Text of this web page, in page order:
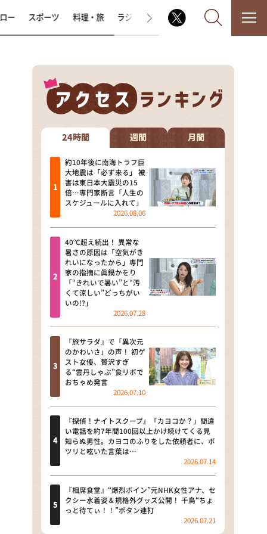
なるみ・岡村の過ぎるTV
相席食堂
これ余談なんですけど・・・
～人生密着トークバラエティ！
～ やすとものいたって真剣です
探偵！ナイトスクープ
news おかえり
河合＆A.B.C-Z塚田×福井アナ
「なんでやねん！？」（news お
かえり）
DAIGOも台所 ～きょうの献立 何
にする？～
本日はダイアンなり！シーズン２
朝だ！生です旅サラダ
教えて！ニュースライブ 正義の
ミカタ
ＬＩＦＥ～夢のカタチ～
新婚さんいらっしゃい！
ポツンと一軒家
ザキ山小屋本館
ー スポーツ 料理・旅 ラジオ番組 その他
24時間 週間 月間
約10年後に南海トラフ巨
大地震は「必ず来る」 被
害は東日本大震災の15
倍…専門家断言「人生の
スケジュールに入れて」
2026.08.06
40℃超え続出！ 異常な
暑さの原因は「空気がき
れいになったから」専門
家の指摘に眞鍋かをり
「“きれいで暑い”と“汚
くて涼しい”どっちがい
いの!?」
2026.07.28
『旅サラダ』で「異次元
のかわいさ」の声！ 初ゲ
スト女優、贅沢すぎ
る“雲丹しゃぶ”食リポで
おちゃめ発言
2026.07.10
『探偵！ナイトスクープ』「カヨコか？」間違
い電話を約7年間100回以上かけ続けてくる見
知らぬ男性。カヨコのふりをした依頼者に、ポ
ツリと呟いた言葉は…
2026.07.14
『相席食堂』“爆烈ボイン”元NHK女性アナ、セ
クシー水着姿＆規格外グッズ公開！ 千鳥“ちょ
っと待てぃ！！”ボタン連打
2026.07.21